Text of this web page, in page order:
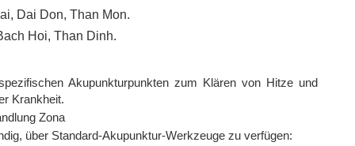
Dai Don, Than Mon.
Hoi, Than Dinh.
Akupunkturpunkten zum Klären von Hitze und
Krankheit.
Zona
über Standard-Akupunktur-Werkzeuge zu verfügen: